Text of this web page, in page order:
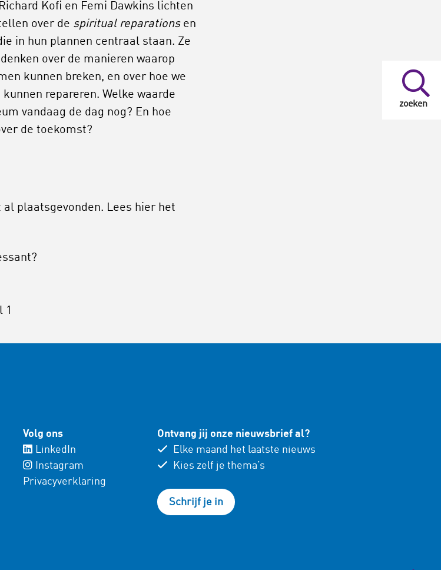
zoeken
Kofi en Femi Dawkins lichten
over de spiritual reparationsen
in hun plannen centraal staan. Ze
over de manieren waarop
kunnen breken, en over hoe we
repareren. Welke waarde
vandaag de dag nog? En hoe
de toekomst?
plaatsgevonden. Lees hier het
1
Volg ons
LinkedIn
Instagram
Privacyverklaring
Ontvang jij onze nieuwsbrief al?
Elke maand het laatste nieuws
Kies zelf je thema’s
Schrijf je in